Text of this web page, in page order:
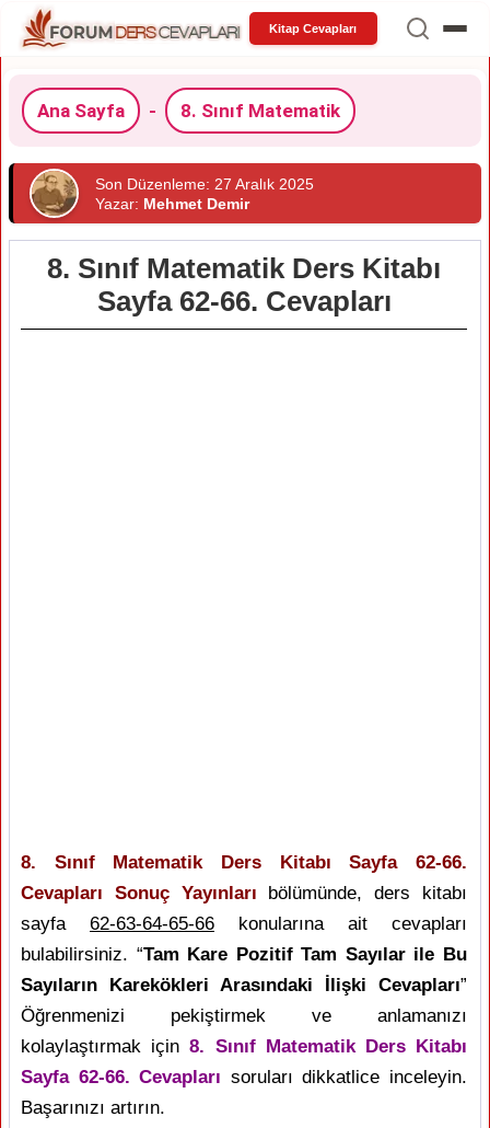
Kitap Cevapları
Ana Sayfa - 8. Sınıf Matematik
Son Düzenleme: 27 Aralık 2025
Yazar: Mehmet Demir
8. Sınıf Matematik Ders Kitabı
Sayfa 62-66. Cevapları
8. Sınıf Matematik Ders Kitabı Sayfa 62-66.
Cevapları Sonuç Yayınları bölümünde, ders kitabı
sayfa 62-63-64-65-66 konularına ait cevapları
bulabilirsiniz. “Tam Kare Pozitif Tam Sayılar ile Bu
Sayıların Karekökleri Arasındaki İlişki Cevapları”
Öğrenmenizi pekiştirmek ve anlamanızı
kolaylaştırmak için8. Sınıf Matematik Ders Kitabı
Sayfa 62-66. Cevapları soruları dikkatlice inceleyin.
Başarınızı artırın.